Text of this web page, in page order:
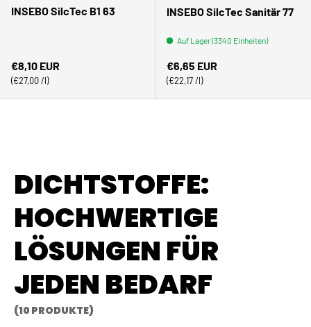
INSEBO SilcTec B1 63
Normaler Preis
€8,10 EUR
Grundpreis
€27,00 /l
INSEBO SilcTec Sanitär 77
Auf Lager (3340 Einheiten)
Normaler Preis
€6,65 EUR
Grundpreis
€22,17 /l
DICHTSTOFFE:
HOCHWERTIGE
LÖSUNGEN FÜR
JEDEN BEDARF
(10 PRODUKTE)